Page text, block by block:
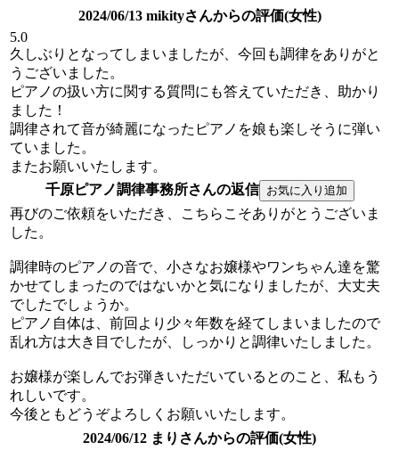
2024/06/13 mikityさんからの評価(女性)
5.0
久しぶりとなってしまいましたが、今回も調律をありがと
うございました。
ピアノの扱い方に関する質問にも答えていただき、助かり
ました！
調律されて音が綺麗になったピアノを娘も楽しそうに弾い
ていました。
またお願いいたします。
千原ピアノ調律事務所さんの返信
再びのご依頼をいただき、こちらこそありがとうございま
した。
調律時のピアノの音で、小さなお嬢様やワンちゃん達を驚
かせてしまったのではないかと気になりましたが、大丈夫
でしたでしょうか。
ピアノ自体は、前回より少々年数を経てしまいましたので
乱れ方は大き目でしたが、しっかりと調律いたしました。
お嬢様が楽しんでお弾きいただいているとのこと、私もう
れしいです。
今後ともどうぞよろしくお願いいたします。
2024/06/12 まりさんからの評価(女性)